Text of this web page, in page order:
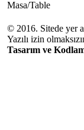
Masa/Table
© 2016. Sitede yer
Yazılı izin
Tasarım ve